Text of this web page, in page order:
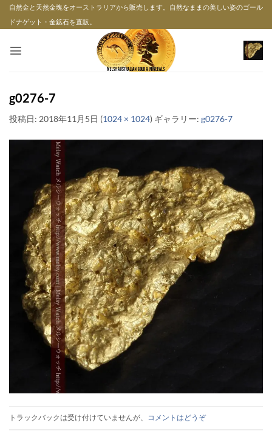
Skip自然金と天然金塊をオーストラリアから販売します。自然なままの美しい姿のゴール
ドナゲット・金鉱石を直販。
g0276-7
投稿日: 2018年11月5日 (1024 × 1024) ギャラリー: g0276-7
トラックバックは受け付けていませんが、 コメントはどうぞ